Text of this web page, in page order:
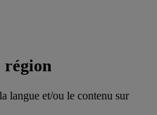
région
langue et/ou le contenu sur